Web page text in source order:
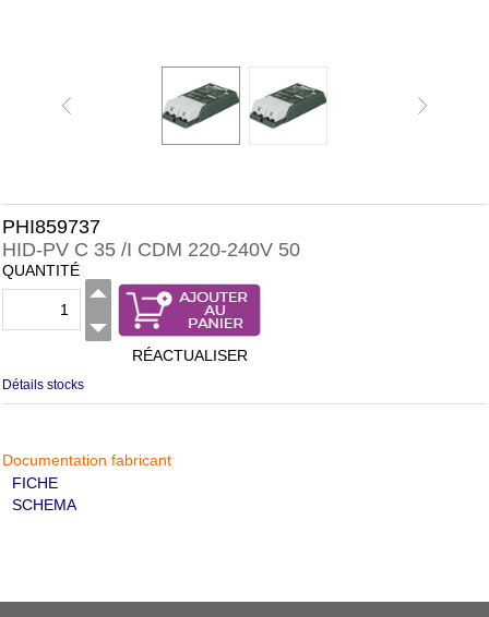
PHI859737
HID-PV C 35 /I CDM 220-240V 50
QUANTITÉ
RÉACTUALISER
Détails stocks
Documentation fabricant
FICHE
SCHEMA